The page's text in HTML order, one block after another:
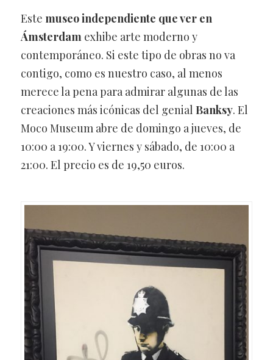
Este museo independiente que ver en
Ámsterdam exhibe arte moderno y
contemporáneo. Si este tipo de obras no va
contigo, como es nuestro caso, al menos
merece la pena para admirar algunas de las
creaciones más icónicas del genial Banksy. El
Moco Museum abre de domingo a jueves, de
10:00 a 19:00. Y viernes y sábado, de 10:00 a
21:00. El precio es de 19,50 euros.